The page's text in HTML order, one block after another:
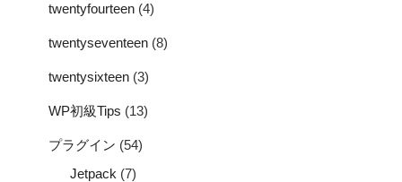
twentyfourteen (4)
twentyseventeen (8)
twentysixteen (3)
WP初級Tips (13)
プラグイン (54)
Jetpack (7)